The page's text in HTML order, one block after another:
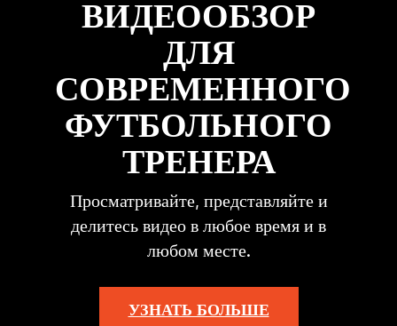
ВИДЕООБЗОР
ДЛЯ
СОВРЕМЕННОГО
ФУТБОЛЬНОГО
ТРЕНЕРА
Просматривайте, представляйте и
делитесь видео в любое время и в
любом месте.
УЗНАТЬ БОЛЬШЕ